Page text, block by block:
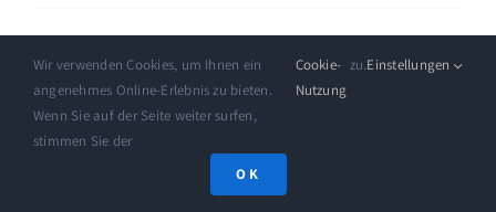
20
11, 2023
Wir verwenden Cookies, um Ihnen ein
angenehmes Online-Erlebnis zu bieten.
Wenn Sie auf der Seite weiter surfen,
stimmen Sie der
Cookie-
Nutzung
zu.Einstellungen
OK